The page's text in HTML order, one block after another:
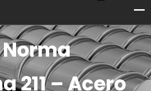
211 – Acero